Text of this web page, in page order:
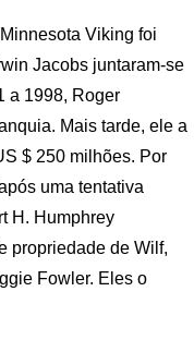
Viking foi
Jacobs juntaram-se
a 1998, Roger
Mais tarde, ele a
$ 250 milhões. Por
uma tentativa
H. Humphrey
propriedade de Wilf,
Fowler. Eles o